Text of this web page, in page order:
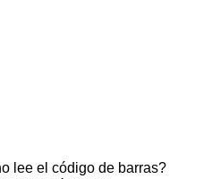
lee el código de barras?